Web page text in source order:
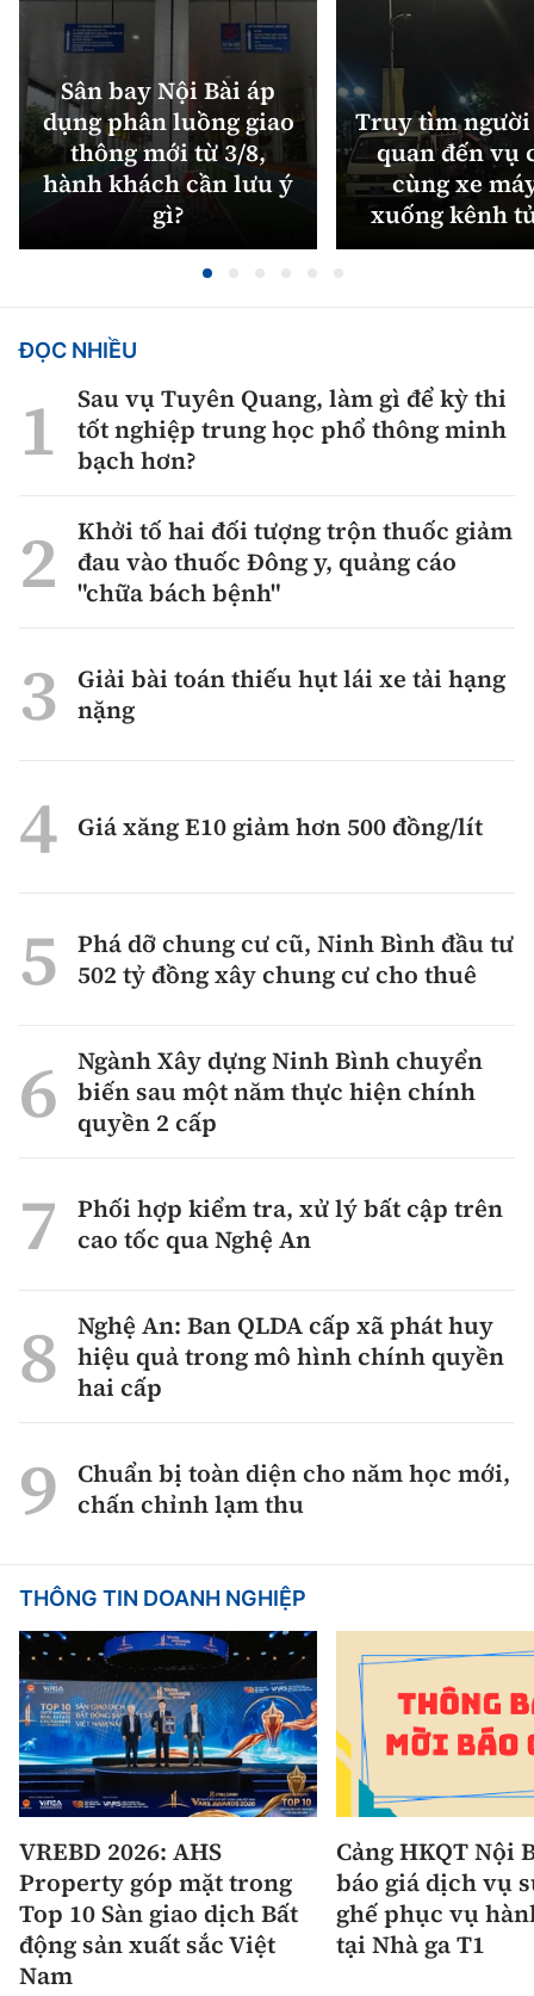
Sân bay Nội Bài áp
dụng phân luồng giao
thông mới từ 3/8,
hành khách cần lưu ý
gì?
Truy tìm
quan đến vụ
cùng xe
xuống kênh
ĐỌC NHIỀU
Sau vụ Tuyên Quang, làm gì để kỳ thi
tốt nghiệp trung học phổ thông minh
bạch hơn?
Khởi tố hai đối tượng trộn thuốc giảm
đau vào thuốc Đông y, quảng cáo
"chữa bách bệnh"
Giải bài toán thiếu hụt lái xe tải hạng
nặng
Giá xăng E10 giảm hơn 500 đồng/lít
Phá dỡ chung cư cũ, Ninh Bình đầu tư
502 tỷ đồng xây chung cư cho thuê
Ngành Xây dựng Ninh Bình chuyển
biến sau một năm thực hiện chính
quyền 2 cấp
Phối hợp kiểm tra, xử lý bất cập trên
cao tốc qua Nghệ An
Nghệ An: Ban QLDA cấp xã phát huy
hiệu quả trong mô hình chính quyền
hai cấp
Chuẩn bị toàn diện cho năm học mới,
chấn chỉnh lạm thu
THÔNG TIN DOANH NGHIỆP
VREBD 2026: AHS
Property góp mặt trong
Top 10 Sàn giao dịch Bất
động sản xuất sắc Việt
Nam
Cảng HKQT Nội
báo giá dịch vụ
ghế phục vụ
tại Nhà ga T1